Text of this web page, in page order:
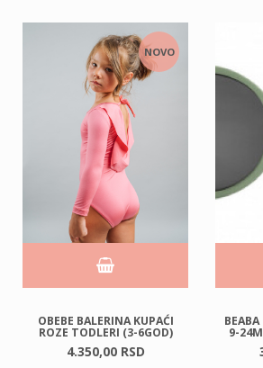
NOVO
OBEBE BALERINA KUPAĆI
ROZE TODLERI (3-6GOD)
4.350,00 RSD
9-24M